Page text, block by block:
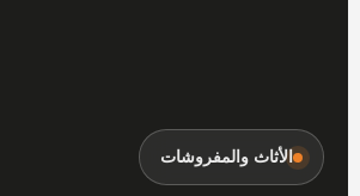
الأثاث والمفروشات